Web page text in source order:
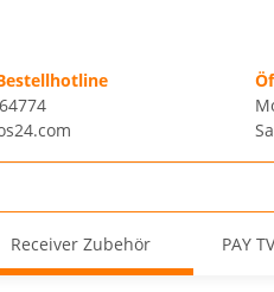
Receiver Zubehör PAY